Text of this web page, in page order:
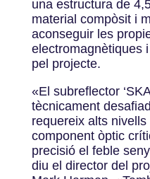
una estructura de
material compòsit i
aconseguir les
electromagnètiques
pel projecte.
«El subreflector
tècnicament
requereix alts
component òptic
precisió el feble
diu el director del